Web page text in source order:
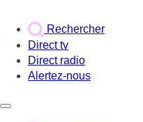
Rechercher
Direct tv
Direct radio
Alertez-nous